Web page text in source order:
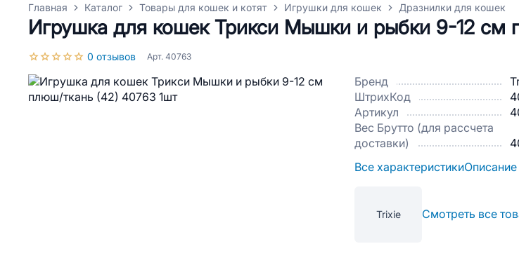
Главная Каталог Товары для кошек и котят Игрушки для кошек Дразнилки для кошек
Игрушка для кошек Трикси Мышки и рыбки 9-12 см
0 отзывов Арт. 40763
Бренд
ШтрихКод
Артикул
Вес Брутто (для рассчета
доставки)
Все характеристикиОписание
Trixie Смотреть все